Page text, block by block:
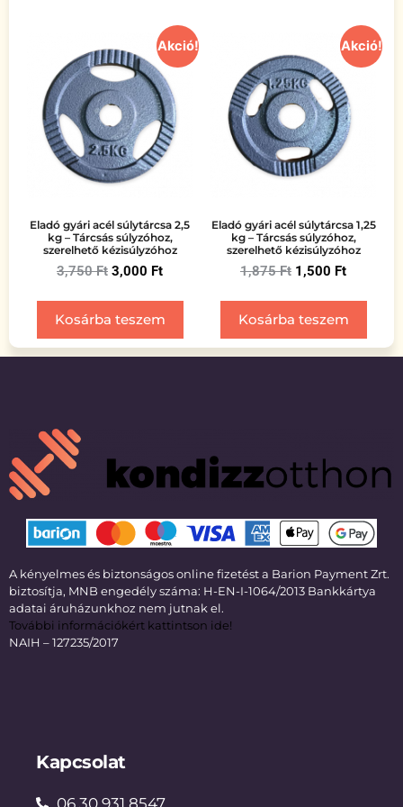
Akció!
Eladó gyári acél súlytárcsa 2,5
kg – Tárcsás súlyzóhoz,
szerelhető kézisúlyzóhoz
3,750Ft 3,000 Ft
Kosárba teszem
Akció!
Eladó gyári acél súlytárcsa 1,25
kg – Tárcsás súlyzóhoz,
szerelhető kézisúlyzóhoz
1,875Ft 1,500 Ft
Kosárba teszem
A kényelmes és biztonságos online fizetést a Barion Payment Zrt.
biztosítja, MNB engedély száma: H-EN-I-1064/2013 Bankkártya
adatai áruházunkhoz nem jutnak el.
További információkért kattintson ide!
NAIH – 127235/2017
Kapcsolat
06 30 931 8547